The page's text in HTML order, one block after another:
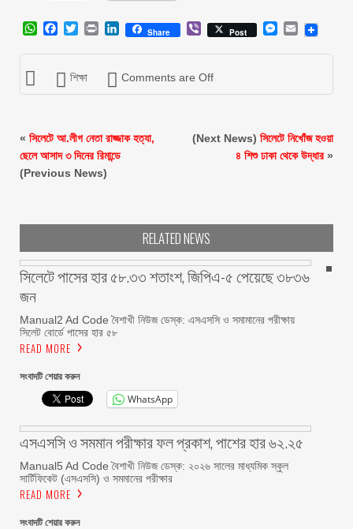
WhatsApp
Facebook
Twitter
Print LinkedIn
Share ViberPost Messenger
Email
শিক্ষা Comments are Off
« সিলেটে আ.লীগ নেতা রাজ্জাক হত্যা,
ছেলে আসাদ ৩ দিনের রিমান্ডে
(Previous News)
(Next News) সিলেটে নিখোঁজ হওয়া
৪ শিশু ঢাকা থেকে উদ্ধার»
RELATED NEWS
সিলেটে পাসের হার ৫৮.৩৩ শতাংশ, জিপিএ-৫ পেয়েছে ৩৮৩৬
জন
Manual2 Ad Code বৈশাখী নিউজ ডেস্ক: এসএসসি ও সমামানের পরীক্ষায়
সিলেট বোর্ডে পাসের হার ৫৮
READ MORE
সংবাদটি শেয়ার করুন
WhatsApp
এসএসসি ও সমমান পরীক্ষার ফল প্রকাশ, পাশের হার ৬২.২৫
Manual5 Ad Code বৈশাখী নিউজ ডেস্ক: ২০২৬ সালের মাধ্যমিক স্কুল
সার্টিফিকেট (এসএসসি) ও সমমানের পরীক্ষার
READ MORE
সংবাদটি শেয়ার করুন